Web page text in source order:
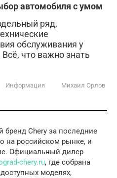
автомобиля с умом
ряд,
обслуживания у
что важно знать
Информация Михаил Орлов
Chery за последние
на российском рынке, и
Официальный дилер
chery.ru, где собрана
моделях,